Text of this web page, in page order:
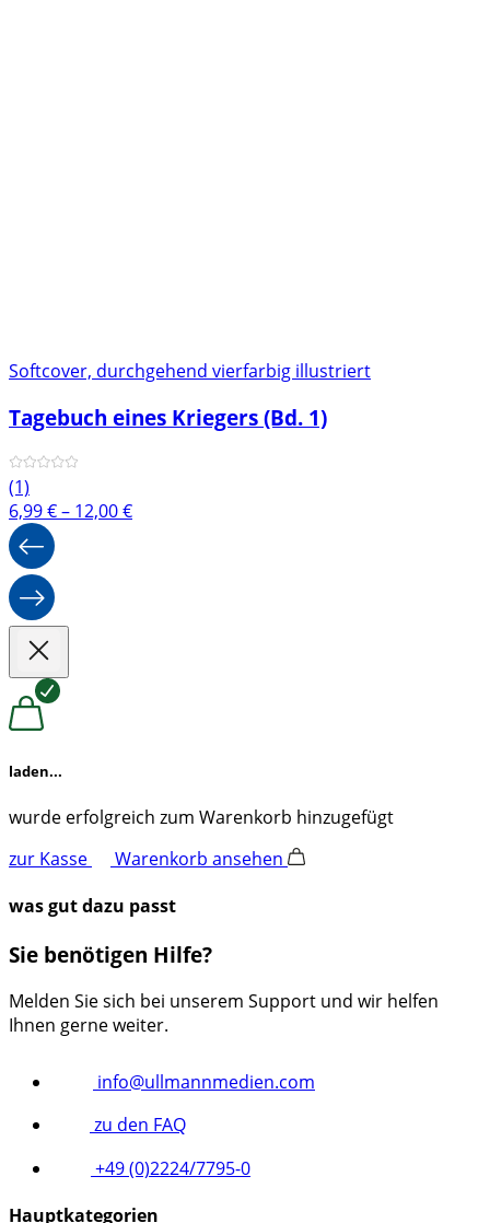
Softcover, durchgehend vierfarbig illustriert
Tagebuch eines Kriegers (Bd. 1)
(1)
6,99€– 12,00€Preisspanne:
laden...
wurde erfolgreich zum Warenkorb hinzugefügt
zur Kasse
Warenkorb ansehen
was gut dazu passt
Sie benötigen Hilfe?
Melden Sie sich bei unserem Support und wir helfen
Ihnen gerne weiter.
info@ullmannmedien.com
zu den FAQ
+49 (0)2224/7795-0
Hauptkategorien